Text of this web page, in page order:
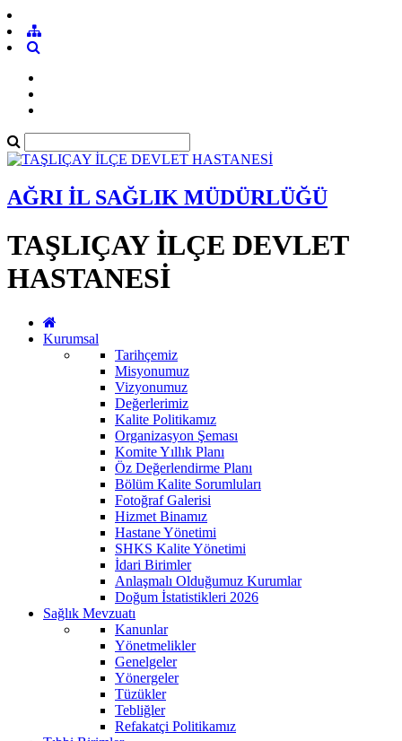
AĞRI İL SAĞLIK MÜDÜRLÜĞÜ
TAŞLIÇAY İLÇE DEVLET
HASTANESİ
Kurumsal
Tarihçemiz
Misyonumuz
Vizyonumuz
Değerlerimiz
Kalite Politikamız
Organizasyon Şeması
Komite Yıllık Planı
Öz Değerlendirme Planı
Bölüm Kalite Sorumluları
Fotoğraf Galerisi
Hizmet Binamız
Hastane Yönetimi
SHKS Kalite Yönetimi
İdari Birimler
Anlaşmalı Olduğumuz Kurumlar
Doğum İstatistikleri 2026
Sağlık Mevzuatı
Kanunlar
Yönetmelikler
Genelgeler
Yönergeler
Tüzükler
Tebliğler
Refakatçi Politikamız